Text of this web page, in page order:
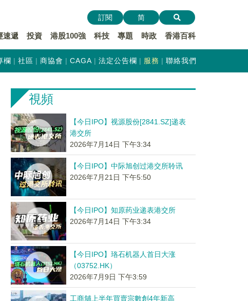
速遞 投資 港股100強 科技 專題 時政 香港百科
訂閱 简
欄 社區 商協會 CAGA 法定公告欄 服務 聯絡我們
視頻
【今日IPO】视源股份[2841.SZ]递表
港交所
2026年7月14日 下午3:34
【今日IPO】中际旭创过港交所聆讯
2026年7月21日 下午5:50
【今日IPO】知原药业递表港交所
2026年7月14日 下午3:34
【今日IPO】珞石机器人首日大涨
（03752.HK）
2026年7月9日 下午3:59
工商舖上半年買賣宗數創4年新高